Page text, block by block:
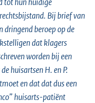
Bij brief van
dringend beroep op de
dat klagers
worden bij een
huisartsen H. en P.
en dat dat dus een
huisarts-patiënt